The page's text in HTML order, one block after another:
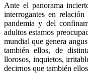
Ante el panorama
interrogantes en
pandemia y del
adultos estamos
mundial que genera
también ellos, de
llorosos, inquietos,
decirnos que también